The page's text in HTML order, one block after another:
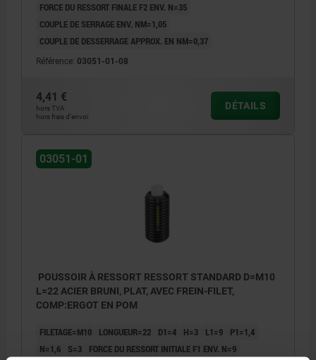
FORCE DU RESSORT FINALE F2 ENV. N=35
COUPLE DE SERRAGE ENV. NM=1,05
COUPLE DE DESSERRAGE APPROX. EN NM=0,37
Référence: 03051-01-08
4,41 €
hors TVA
hors frais d’envoi
DÉTAILS
03051-01
POUSSOIR À RESSORT RESSORT STANDARD D=M10
L=22 ACIER BRUNI, PLAT, AVEC FREIN-FILET,
COMP:ERGOT EN POM
FILETAGE=M10 LONGUEUR=22 D1=4 H=3 L1=9
P1=1,4
N=1,6
S=3
FORCE DU RESSORT INITIALE F1 ENV. N=9